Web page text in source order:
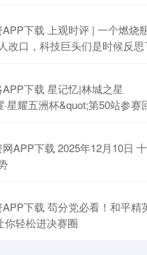
下载 上观时评 | 一个燃烧
改口，科技巨头们是时候反思
下载 星记忆|林城之星
·星耀五洲杯&quot;第50站参赛
网APP下载 2025年12月10日
下载 苟分党必看！和平精
你轻松进决赛圈